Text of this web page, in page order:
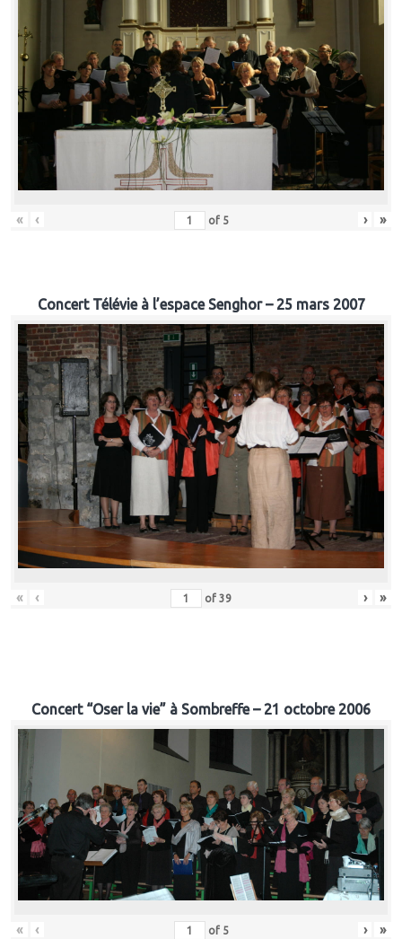
« ‹ of 5 › »
Concert Télévie à l’espace Senghor – 25 mars 2007
« ‹ of 39 › »
Concert “Oser la vie” à Sombreffe – 21 octobre 2006
« ‹ of 5 › »